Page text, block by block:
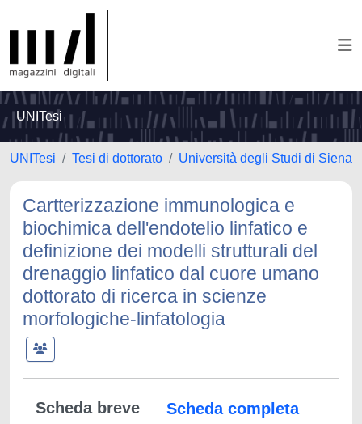
UNITesi
UNITesi Tesi di dottorato Università degli Studi di Siena
Cartterizzazione immunologica e
biochimica dell'endotelio linfatico e
definizione dei modelli strutturali del
drenaggio linfatico dal cuore umano
dottorato di ricerca in scienze
morfologiche-linfatologia
Scheda breve
Scheda completa